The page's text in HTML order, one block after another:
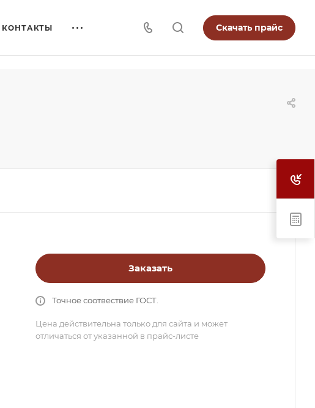
КОНТАКТЫ Скачать прайс
Заказать
Точное соотвествие ГОСТ.
Цена действительна только для сайта и может
отличаться от указанной в прайс-листе